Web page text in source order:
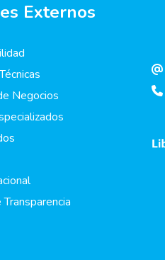
Externos
Negocios